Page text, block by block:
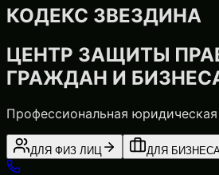
КОДЕКС ЗВЕЗДИНА
ЦЕНТР ЗАЩИТЫ
ГРАЖДАН И
Профессиональная
ДЛЯ ФИЗ ЛИЦ ДЛЯ